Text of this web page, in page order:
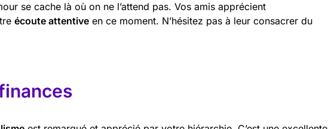
se cache là où on ne l’attend pas. Vos amis apprécient
écoute attentive en ce moment. N’hésitez pas à leur consacrer du